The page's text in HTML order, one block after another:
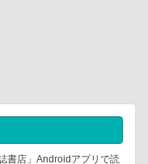
書店」Androidアプリで読